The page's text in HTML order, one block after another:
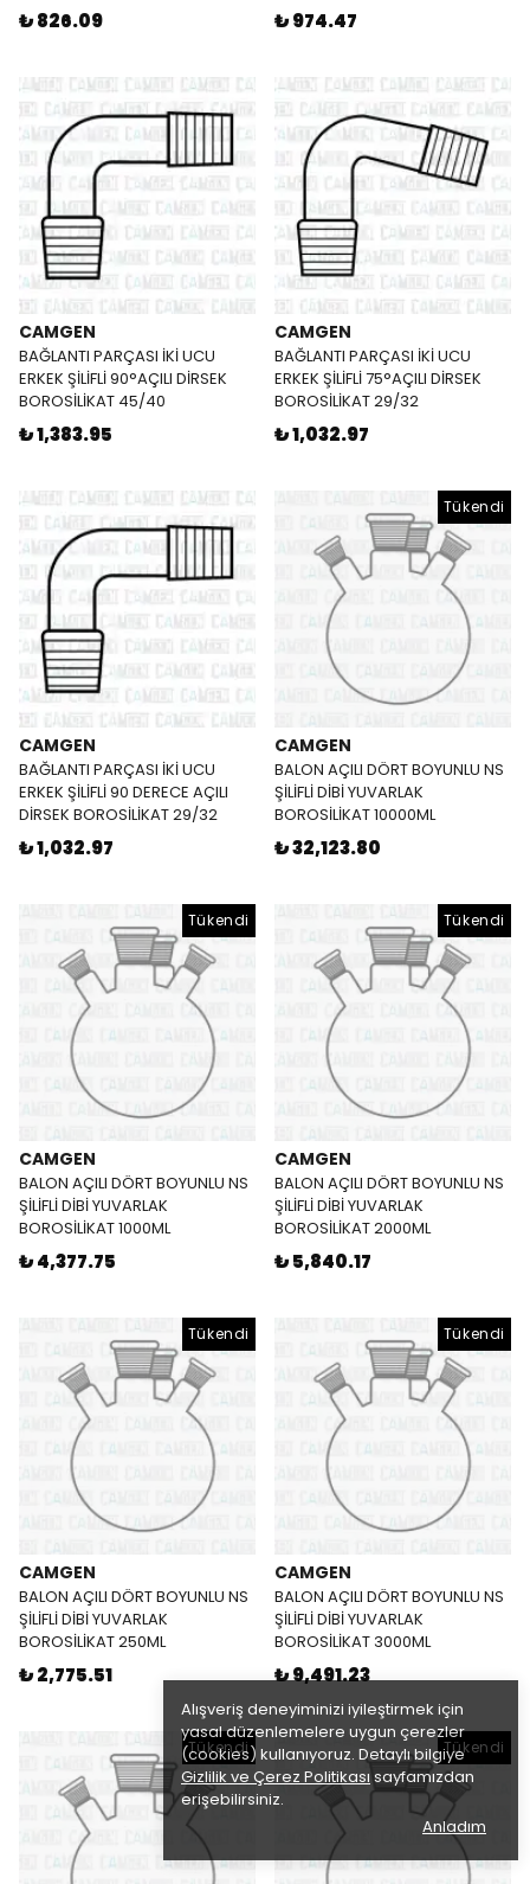
Alışveriş deneyiminizi iyileştirmek için
yasal düzenlemelere uygun çerezler
(cookies) kullanıyoruz. Detaylı bilgiye
Gizlilik ve Çerez Politikasısayfamızdan
erişebilirsiniz.
Anladım
₺ 826.09 ₺ 974.47
CAMGEN
BAĞLANTI PARÇASI İKİ UCU
ERKEK ŞİLİFLİ 90°AÇILI DİRSEK
BOROSİLİKAT 45/40
₺ 1,383.95
CAMGEN
BAĞLANTI PARÇASI İKİ UCU
ERKEK ŞİLİFLİ 75°AÇILI DİRSEK
BOROSİLİKAT 29/32
₺ 1,032.97
CAMGEN
BAĞLANTI PARÇASI İKİ UCU
ERKEK ŞİLİFLİ 90 DERECE AÇILI
DİRSEK BOROSİLİKAT 29/32
₺ 1,032.97
Tükendi
CAMGEN
BALON AÇILI DÖRT BOYUNLU NS
ŞİLİFLİ DİBİ YUVARLAK
BOROSİLİKAT 10000ML
₺ 32,123.80
Tükendi
CAMGEN
BALON AÇILI DÖRT BOYUNLU NS
ŞİLİFLİ DİBİ YUVARLAK
BOROSİLİKAT 1000ML
₺ 4,377.75
Tükendi
CAMGEN
BALON AÇILI DÖRT BOYUNLU NS
ŞİLİFLİ DİBİ YUVARLAK
BOROSİLİKAT 2000ML
₺ 5,840.17
Tükendi
CAMGEN
BALON AÇILI DÖRT BOYUNLU NS
ŞİLİFLİ DİBİ YUVARLAK
BOROSİLİKAT 250ML
₺ 2,775.51
Tükendi
CAMGEN
BALON AÇILI DÖRT BOYUNLU NS
ŞİLİFLİ DİBİ YUVARLAK
BOROSİLİKAT 3000ML
₺ 9,491.23
Tükendi Tükendi